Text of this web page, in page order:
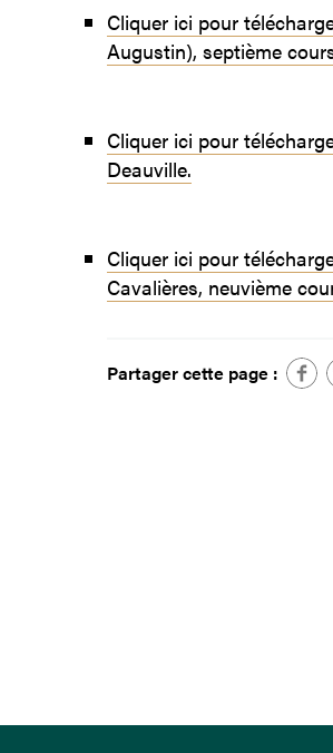
Cliquer ici pour
Augustin), septième
Cliquer ici pour
Deauville.
Cliquer ici pour
Cavalières, neuvième
Partager cette page :